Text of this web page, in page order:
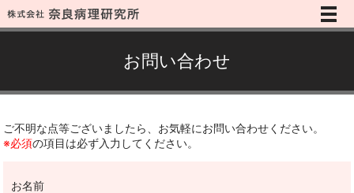
メ
お問い合わせ
ご不明な点等ございましたら、お気軽にお問い合わせください。
※必須の項目は必ず入力してください。
お名前